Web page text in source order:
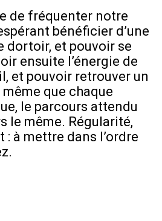
de fréquenter notre
bénéficier d’une
dortoir, et pouvoir se
ensuite l’énergie de
et pouvoir retrouver un
que chaque
le parcours attendu
le même. Régularité,
à mettre dans l’ordre